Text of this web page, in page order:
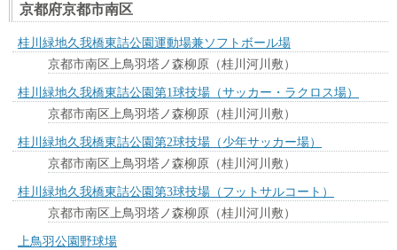
京都府京都市南区
桂川緑地久我橋東詰公園運動場兼ソフトボール場
京都市南区上鳥羽塔ノ森柳原（桂川河川敷）
桂川緑地久我橋東詰公園第1球技場（サッカー・ラクロス場）
京都市南区上鳥羽塔ノ森柳原（桂川河川敷）
桂川緑地久我橋東詰公園第2球技場（少年サッカー場）
京都市南区上鳥羽塔ノ森柳原（桂川河川敷）
桂川緑地久我橋東詰公園第3球技場（フットサルコート）
京都市南区上鳥羽塔ノ森柳原（桂川河川敷）
上鳥羽公園野球場